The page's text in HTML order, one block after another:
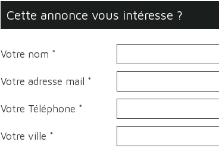
cette annonce vous intéresse ?
Votre nom *
Votre adresse mail *
Votre Téléphone *
Votre ville *